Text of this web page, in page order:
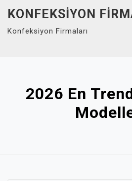
content
KONFEKSIYON
Konfeksiyon Firmaları
2026 En